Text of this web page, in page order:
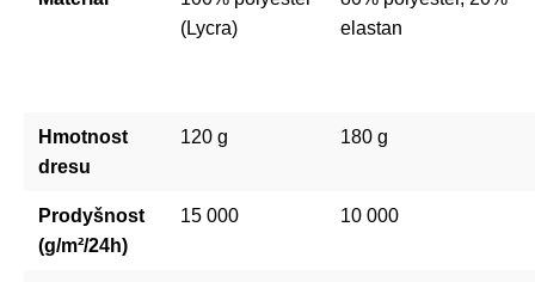
(Lycra)
elastan
Hmotnost
dresu
120 g 180 g
Prodyšnost
(g/m²/24h)
15 000 10 000